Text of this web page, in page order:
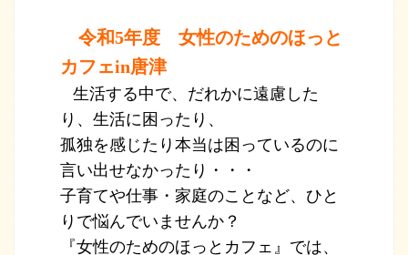
令和5年度 女性のためのほっと
カフェin唐津
生活する中で、だれかに遠慮した
り、生活に困ったり、
孤独を感じたり本当は困っているのに
言い出せなかったり・・・
子育てや仕事・家庭のことなど、ひと
りで悩んでいませんか？
『女性のためのほっとカフェ』では、